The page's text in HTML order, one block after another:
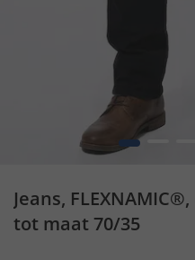
1
Jeans,
tot maat 70/35